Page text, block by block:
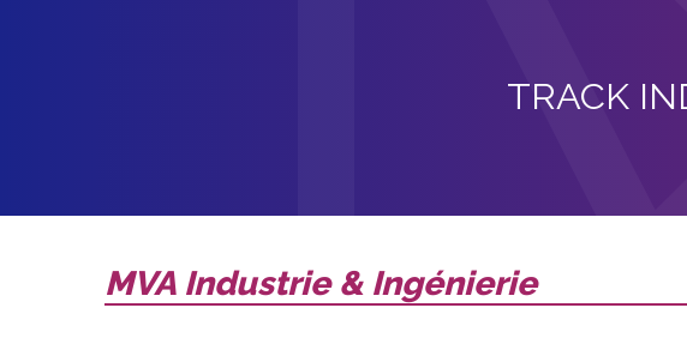
TRACK
MVA Industrie & Ingénierie